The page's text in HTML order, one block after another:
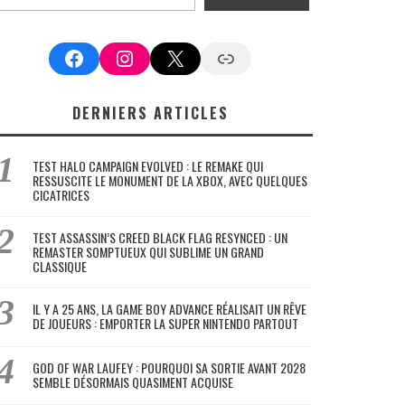
FacebookInstagram
X Google News
DERNIERS ARTICLES
TEST HALO CAMPAIGN EVOLVED : LE REMAKE QUI
RESSUSCITE LE MONUMENT DE LA XBOX, AVEC QUELQUES
CICATRICES
TEST ASSASSIN’S CREED BLACK FLAG RESYNCED : UN
REMASTER SOMPTUEUX QUI SUBLIME UN GRAND
CLASSIQUE
IL Y A 25 ANS, LA GAME BOY ADVANCE RÉALISAIT UN RÊVE
DE JOUEURS : EMPORTER LA SUPER NINTENDO PARTOUT
GOD OF WAR LAUFEY : POURQUOI SA SORTIE AVANT 2028
SEMBLE DÉSORMAIS QUASIMENT ACQUISE